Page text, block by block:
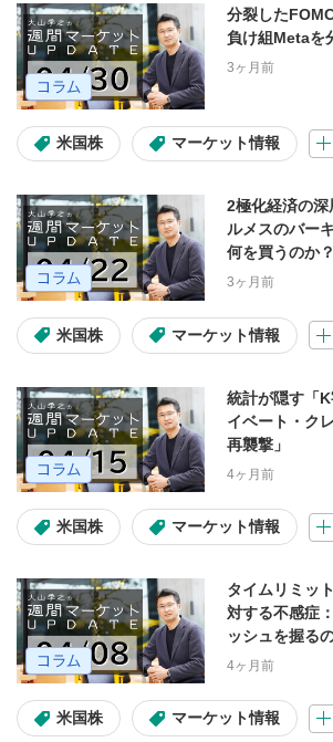
米国株お客様サイト 米
投資信託お客様サイト
投資信託アプリ
サービス・商品詳細
現物取引 信用取引
IPO(操作説明) 定期入金
ブラウザ・デバイス
Google Chrome
PC スマートフォン
松井証券からのお知らせ
重要なお知らせ
分裂した
負け組Metaを
3ヶ月前
米国株 マーケット情報
2極化経済の
ルメスのバー
何を買うのか？
3ヶ月前
米国株 マーケット情報
統計が隠す「
イベート・ク
再襲撃」
4ヶ月前
米国株 マーケット情報
タイムリミッ
対する不感症
ッシュを握る
4ヶ月前
米国株 マーケット情報